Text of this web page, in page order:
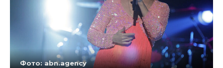
Фото: abn.agency